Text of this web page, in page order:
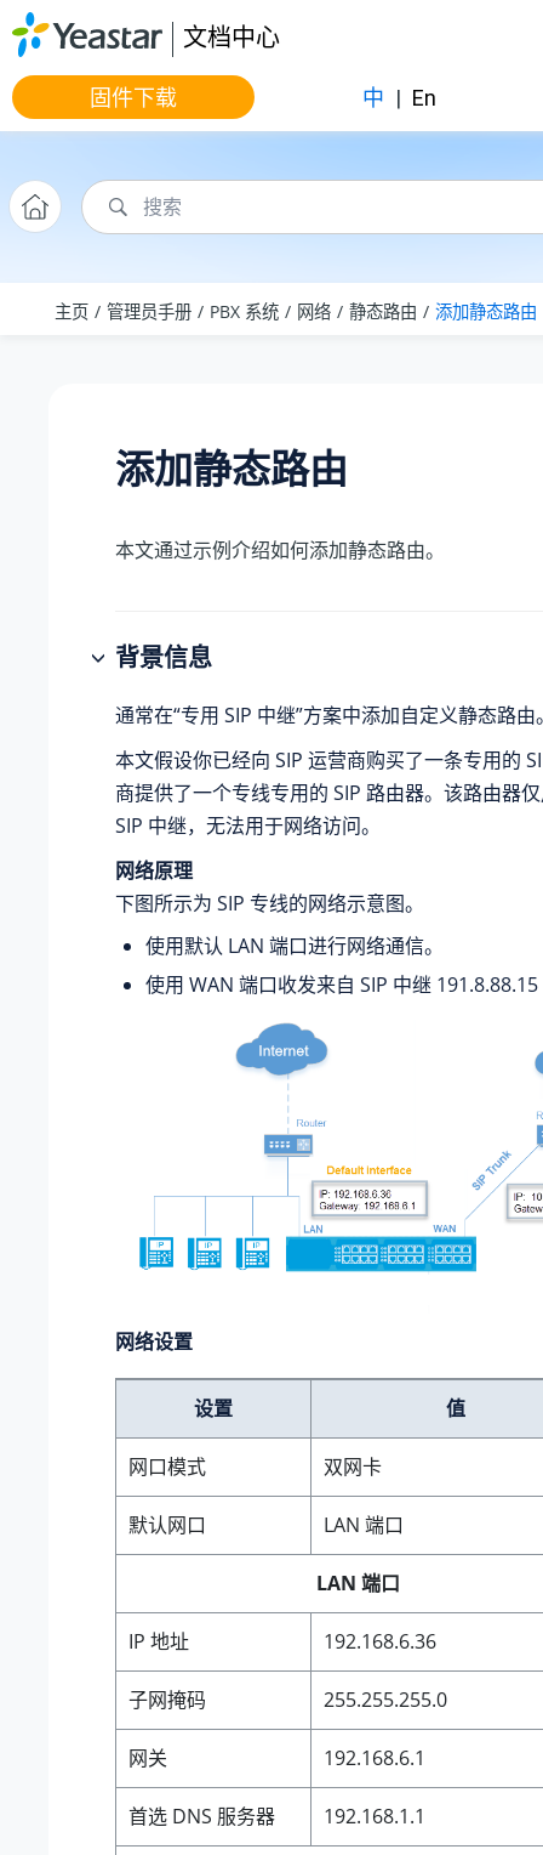
跳转到主要内容
文档中心
固件下载 中 | En
主页 管理员手册 PBX 系统 网络 静态路由 添加静态路由
添加静态路由
本文通过示例介绍如何添加静态路由。
背景信息
通常在“专用 SIP 中继”方案中添加自定义静态路由
本文假设你已经向 SIP 运营商购买了一条专用的
商提供了一个专线专用的 SIP 路由器。该路由器
SIP 中继，无法用于网络访问。
网络原理
下图所示为 SIP 专线的网络示意图。
使用默认 LAN 端口进行网络通信。
使用 WAN 端口收发来自 SIP 中继
网络设置
设置 值
网口模式 双网卡
默认网口 LAN 端口
LAN 端口
IP 地址 192.168.6.36
子网掩码 255.255.255.0
网关 192.168.6.1
首选 DNS 服务器 192.168.1.1